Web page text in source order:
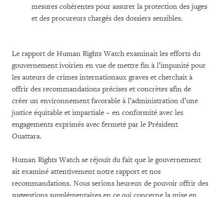
mesures cohérentes pour assurer la protection des juges
et des procureurs chargés des dossiers sensibles.
Le rapport de Human Rights Watch examinait les efforts du
gouvernement ivoirien en vue de mettre fin à l’impunité pour
les auteurs de crimes internationaux graves et cherchait à
offrir des recommandations précises et concrètes afin de
créer un environnement favorable à l’administration d’une
justice équitable et impartiale – en conformité avec les
engagements exprimés avec fermeté par le Président
Ouattara.
Human Rights Watch se réjouit du fait que le gouvernement
ait examiné attentivement notre rapport et nos
recommandations. Nous serions heureux de pouvoir offrir des